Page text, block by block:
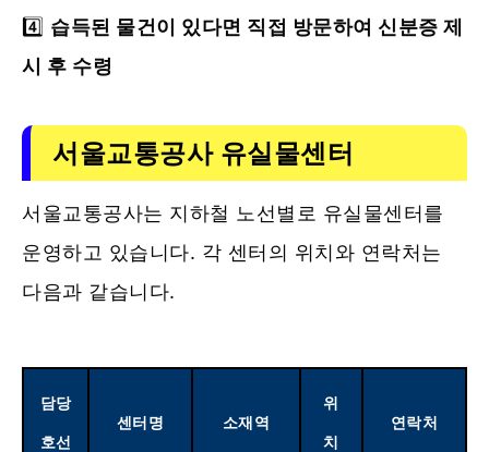
4️⃣ 습득된 물건이 있다면 직접 방문하여 신분증 제
시 후 수령
서울교통공사 유실물센터
서울교통공사는 지하철 노선별로 유실물센터를
운영하고 있습니다. 각 센터의 위치와 연락처는
다음과 같습니다.
담당
호선
센터명 소재역
위
치
연락처